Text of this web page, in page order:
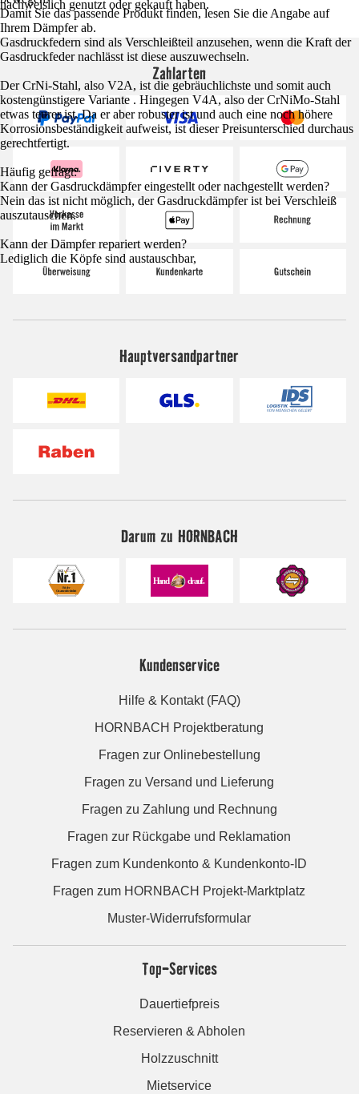
Damit Sie das passende Produkt finden, lesen Sie die Angabe auf
Ihrem Dämpfer ab.
Gasdruckfedern sind als Verschleißteil anzusehen, wenn die Kraft der
Gasdruckfeder nachlässt ist diese auszuwechseln.
Der CrNi-Stahl, also V2A, ist die gebräuchlichste und somit auch
kostengünstigere Variante . Hingegen V4A, also der CrNiMo-Stahl
etwas teurer ist. Da er aber robuster ist und auch eine noch höhere
Korrosionsbeständigkeit aufweist, ist dieser Preisunterschied durchaus
gerechtfertigt.
Häufig gefragt:
Kann der Gasdruckdämpfer eingestellt oder nachgestellt werden?
Nein das ist nicht möglich, der Gasdruckdämpfer ist bei Verschleiß
auszutauschen.
Kann der Dämpfer repariert werden?
Lediglich die Köpfe sind austauschbar,
nachweislich genutzt oder gekauft haben.
Zahlarten
Hauptversandpartner
Darum zu HORNBACH
Kundenservice
Hilfe & Kontakt (FAQ)
HORNBACH Projektberatung
Fragen zur Onlinebestellung
Fragen zu Versand und Lieferung
Fragen zu Zahlung und Rechnung
Fragen zur Rückgabe und Reklamation
Fragen zum Kundenkonto & Kundenkonto-ID
Fragen zum HORNBACH Projekt-Marktplatz
Muster-Widerrufsformular
Top-Services
Dauertiefpreis
Reservieren & Abholen
Holzzuschnitt
Mietservice